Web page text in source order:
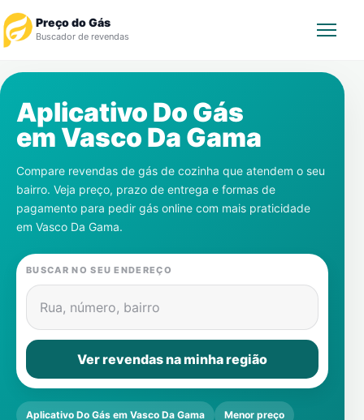
Preço do Gás
Buscador de revendas
Revendedor
Notícias
Cadastre-se
Gás
Contatos
Aplicativo Do Gás
em Vasco Da Gama
Compare revendas de gás de cozinha que atendem o seu
bairro. Veja preço, prazo de entrega e formas de
pagamento para pedir gás online com mais praticidade
em Vasco Da Gama.
BUSCAR NO SEU ENDEREÇO
Rua, número, bairro
Ver revendas na minha região
Aplicativo Do Gás em Vasco Da Gama Menor preço